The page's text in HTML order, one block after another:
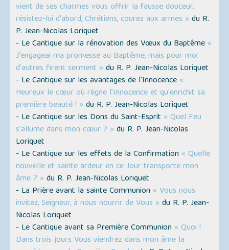
vient de ses charmes vous offrir la fausse douceur,
résistez-lui d'abord, Chrétiens, courez aux armes » du R.
P. Jean-Nicolas Loriquet
- Le Cantique sur la rénovation des Vœux du Baptême «
J'engageai ma promesse au Baptême, mais pour moi
d'autres firent serment » du R. P. Jean-Nicolas Loriquet
- Le Cantique sur les avantages de l'Innocence «
Heureux le cœur où règne l’Innocence et qu'enrichit sa
première beauté ! » du R. P. Jean-Nicolas Loriquet
- Le Cantique sur les Dons du Saint-Esprit « Quel Feu
s'allume dans mon cœur ? » du R. P. Jean-Nicolas
Loriquet
- Le Cantique sur les effets de la Confirmation « Quelle
nouvelle et sainte ardeur en ce Jour transporte mon
âme ? » du R. P. Jean-Nicolas Loriquet
- La Prière avant la sainte Communion « Vous nous
invitez, Seigneur, à nous nourrir de Vous » du R. P. Jean-
Nicolas Loriquet
- Le Cantique avant sa Première Communion « Quoi !
Dans trois jours Vous viendrez dans mon âme la